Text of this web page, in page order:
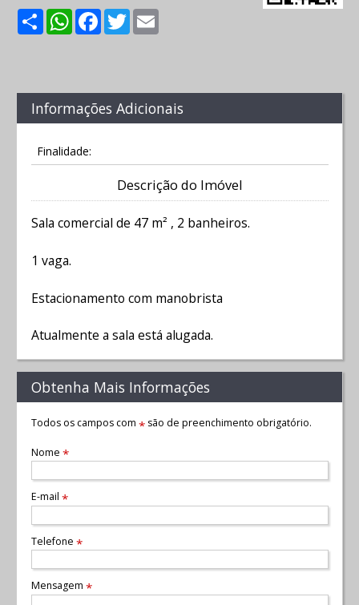
ShareWhatsApp
Facebook
Twitter
Informações Adicionais
Finalidade:
Descrição do Imóvel
Sala comercial de 47 m² , 2 banheiros.
1 vaga.
Estacionamento com manobrista
Atualmente a sala está alugada.
Obtenha Mais Informações
Todos os campos com *são de preenchimento obrigatório.
Nome *
E-mail *
Telefone *
Mensagem *